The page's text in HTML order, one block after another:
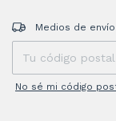
Entregas para el CP:
Medios de envío
No sé mi código